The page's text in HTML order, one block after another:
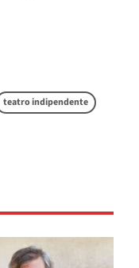
teatro indipendente